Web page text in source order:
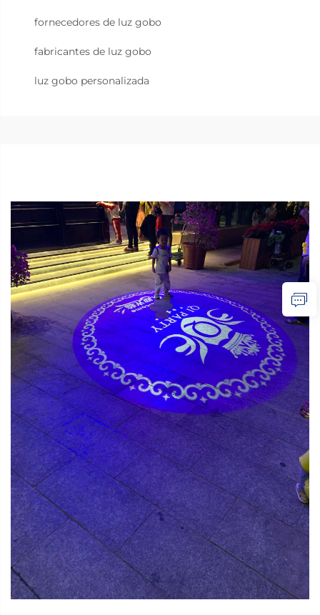
fornecedores de luz gobo
fabricantes de luz gobo
luz gobo personalizada